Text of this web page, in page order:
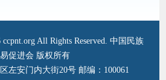
All Rights Reserved. 中国民族
促进会 版权所有
左安门内大街20号 邮编：100061